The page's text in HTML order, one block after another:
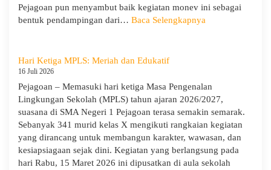
Pejagoan pun menyambut baik kegiatan monev ini sebagai
bentuk pendampingan dari… Baca Selengkapnya
Monitoring
Evaluasi
Pengawas
Dinas
Hari Ketiga MPLS: Meriah dan Edukatif
16 Juli 2026
Pejagoan – Memasuki hari ketiga Masa Pengenalan
Lingkungan Sekolah (MPLS) tahun ajaran 2026/2027,
suasana di SMA Negeri 1 Pejagoan terasa semakin semarak.
Sebanyak 341 murid kelas X mengikuti rangkaian kegiatan
yang dirancang untuk membangun karakter, wawasan, dan
kesiapsiagaan sejak dini. Kegiatan yang berlangsung pada
hari Rabu, 15 Maret 2026 ini dipusatkan di aula sekolah